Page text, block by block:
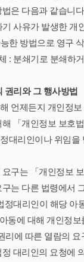
은 다음과 같습니
기 사유가 발생한 개
한 방법으로 영구
: 분쇄기로 분쇄하
권리와 그 행사방법
언제든지 개인정
해 「개인정보 보호
대리인이나 위임을
구는 「개인정보
는 다른 법령에서
정대리인이 해당
동에 대해 개인정
리에 따른 열람의
대리인의 요청에